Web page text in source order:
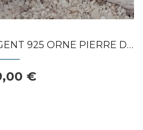
925 ORNE PIERRE DE...
€